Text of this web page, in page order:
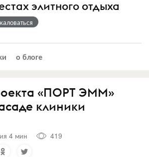
элитного отдыха
о блоге
«ПОРТ ЭММ»
клиники
4 мин
419